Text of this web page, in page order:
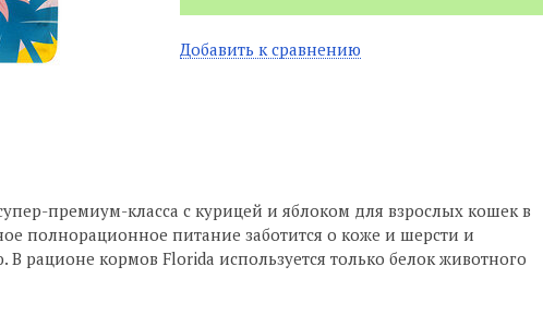
Добавить к сравнению
премиум-класса с курицей и яблоком для взрослых кошек в
полнорационное питание заботится о коже и шерсти и
рационе кормов Florida используется только белок животного